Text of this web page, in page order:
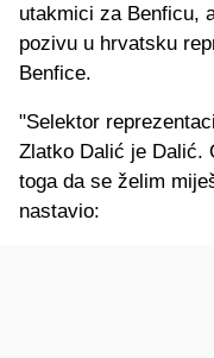
utakmici za Benficu,
pozivu u hrvatsku
Benfice.
"Selektor
Zlatko Dalić je Dalić.
toga da se želim
nastavio: